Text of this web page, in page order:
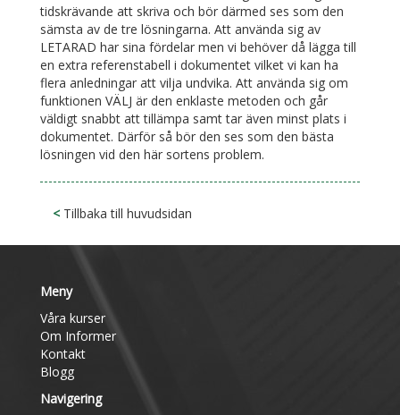
tidskrävande att skriva och bör därmed ses som den
sämsta av de tre lösningarna. Att använda sig av
LETARAD har sina fördelar men vi behöver då lägga till
en extra referenstabell i dokumentet vilket vi kan ha
flera anledningar att vilja undvika. Att använda sig om
funktionen VÄLJ är den enklaste metoden och går
väldigt snabbt att tillämpa samt tar även minst plats i
dokumentet. Därför så bör den ses som den bästa
lösningen vid den här sortens problem.
< Tillbaka till huvudsidan
Meny
Våra kurser
Om Informer
Kontakt
Blogg
Navigering